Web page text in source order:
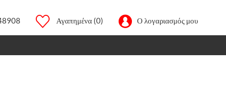
Αγαπημένα (0) Ο λογαριασμός μου